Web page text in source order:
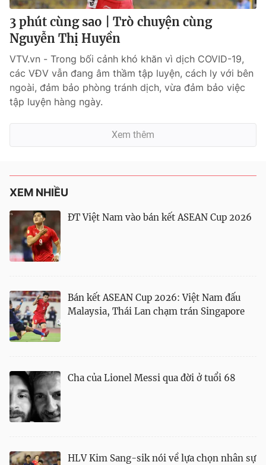
3 phút cùng sao | Trò chuyện cùng
Nguyễn Thị Huyền
VTV.vn - Trong bối cảnh khó khăn vì dịch COVID-19,
các VĐV vẫn đang âm thầm tập luyện, cách ly với bên
ngoài, đảm bảo phòng tránh dịch, vừa đảm bảo việc
tập luyện hàng ngày.
Xem thêm
XEM NHIỀU
ĐT Việt Nam vào bán kết ASEAN Cup 2026
Bán kết ASEAN Cup 2026: Việt Nam đấu
Malaysia, Thái Lan chạm trán Singapore
Cha của Lionel Messi qua đời ở tuổi 68
HLV Kim Sang-sik nói về lựa chọn nhân sự